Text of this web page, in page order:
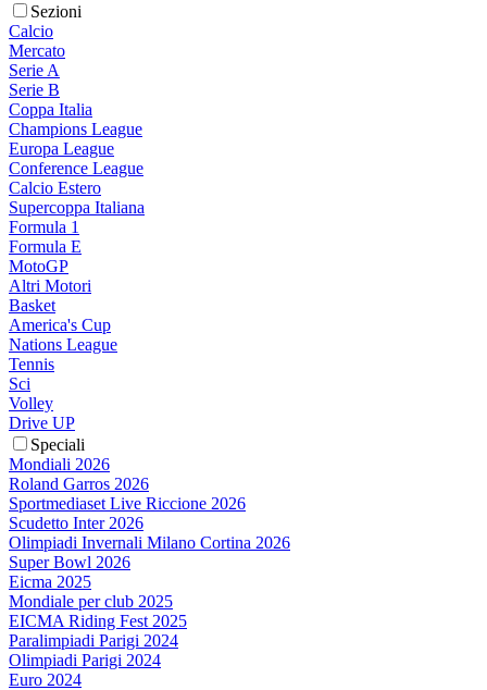
Sezioni
Calcio
Mercato
Serie A
Serie B
Coppa Italia
Champions League
Europa League
Conference League
Calcio Estero
Supercoppa Italiana
Formula 1
Formula E
MotoGP
Altri Motori
Basket
America's Cup
Nations League
Tennis
Sci
Volley
Drive UP
Speciali
Mondiali 2026
Roland Garros 2026
Sportmediaset Live Riccione 2026
Scudetto Inter 2026
Olimpiadi Invernali Milano Cortina 2026
Super Bowl 2026
Eicma 2025
Mondiale per club 2025
EICMA Riding Fest 2025
Paralimpiadi Parigi 2024
Olimpiadi Parigi 2024
Euro 2024